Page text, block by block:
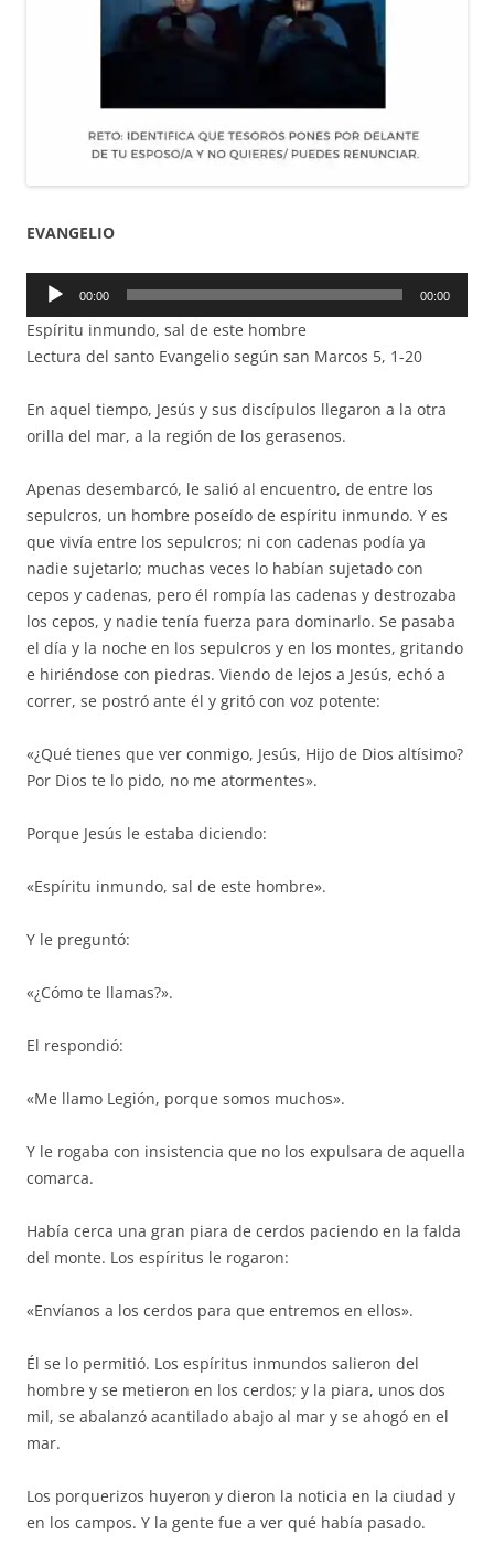
EVANGELIO
Reproductor
audio
00:00 00:00
Espíritu inmundo, sal de este hombre
Lectura del santo Evangelio según san Marcos 5, 1-20
En aquel tiempo, Jesús y sus discípulos llegaron a la otra
orilla del mar, a la región de los gerasenos.
Apenas desembarcó, le salió al encuentro, de entre los
sepulcros, un hombre poseído de espíritu inmundo. Y es
que vivía entre los sepulcros; ni con cadenas podía ya
nadie sujetarlo; muchas veces lo habían sujetado con
cepos y cadenas, pero él rompía las cadenas y destrozaba
los cepos, y nadie tenía fuerza para dominarlo. Se pasaba
el día y la noche en los sepulcros y en los montes, gritando
e hiriéndose con piedras. Viendo de lejos a Jesús, echó a
correr, se postró ante él y gritó con voz potente:
«¿Qué tienes que ver conmigo, Jesús, Hijo de Dios altísimo?
Por Dios te lo pido, no me atormentes».
Porque Jesús le estaba diciendo:
«Espíritu inmundo, sal de este hombre».
Y le preguntó:
«¿Cómo te llamas?».
El respondió:
«Me llamo Legión, porque somos muchos».
Y le rogaba con insistencia que no los expulsara de aquella
comarca.
Había cerca una gran piara de cerdos paciendo en la falda
del monte. Los espíritus le rogaron:
«Envíanos a los cerdos para que entremos en ellos».
Él se lo permitió. Los espíritus inmundos salieron del
hombre y se metieron en los cerdos; y la piara, unos dos
mil, se abalanzó acantilado abajo al mar y se ahogó en el
mar.
Los porquerizos huyeron y dieron la noticia en la ciudad y
en los campos. Y la gente fue a ver qué había pasado.